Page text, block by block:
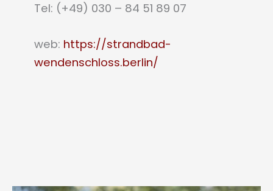
Tel: (+49) 030 – 84 51 89 07
web: https://strandbad-
wendenschloss.berlin/